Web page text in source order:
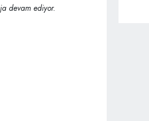
devam ediyor.